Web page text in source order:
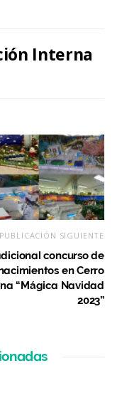
Interna
PUBLICACIÓN SIGUIENTE
concurso de
en Cerro
“Mágica Navidad
2023”